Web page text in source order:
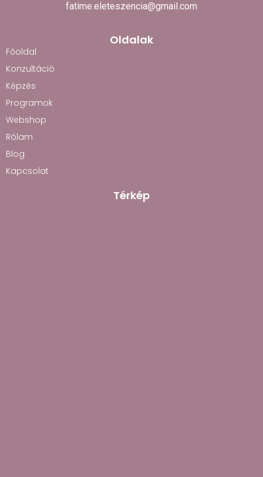
fatime.eleteszencia@gmail.com
Oldalak
Főoldal
Konzultáció
Képzés
Programok
Webshop
Rólam
Blog
Kapcsolat
Térkép